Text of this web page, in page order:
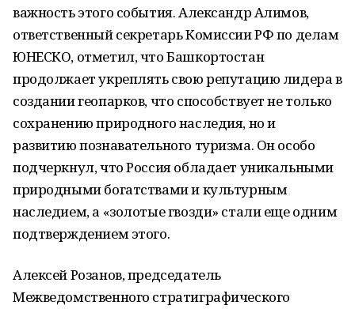
важность этого события. Александр Алимов,
ответственный секретарь Комиссии РФ по делам
ЮНЕСКО, отметил, что Башкортостан
продолжает укреплять свою репутацию лидера в
создании геопарков, что способствует не только
сохранению природного наследия, но и
развитию познавательного туризма. Он особо
подчеркнул, что Россия обладает уникальными
природными богатствами и культурным
наследием, а «золотые гвозди» стали еще одним
подтверждением этого.
Алексей Розанов, председатель
Межведомственного стратиграфического